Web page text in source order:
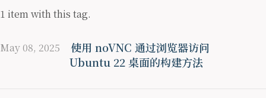
1 item with this tag.
May 08, 2025
使用 noVNC 通过浏览器访问
Ubuntu 22 桌面的构建方法